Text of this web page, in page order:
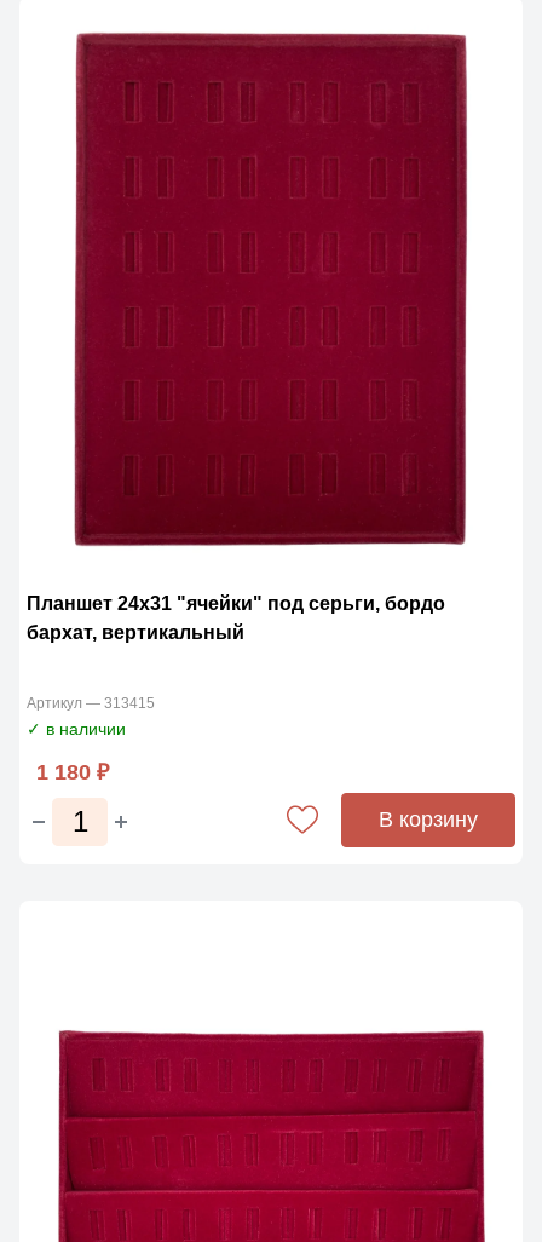
Планшет 24х31 "ячейки" под серьги, бордо
бархат, вертикальный
Артикул — 313415
✓ в наличии
1 180 ₽
В корзину